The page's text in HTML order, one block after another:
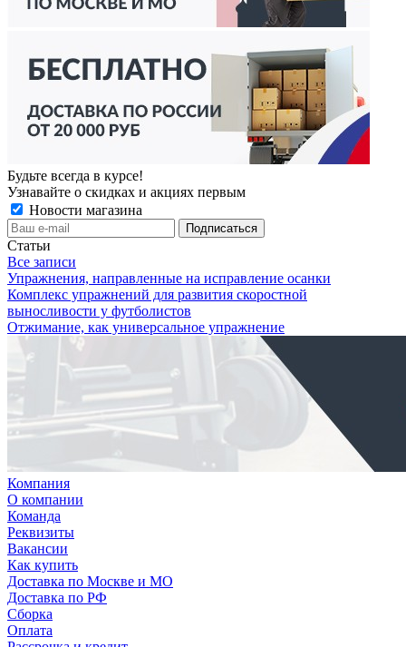
Будьте всегда в курсе!
Узнавайте о скидках и акциях первым
Новости магазина
Статьи
Все записи
Упражнения, направленные на исправление осанки
Комплекс упражнений для развития скоростной
выносливости у футболистов
Отжимание, как универсальное упражнение
Компания
О компании
Команда
Реквизиты
Вакансии
Как купить
Доставка по Москве и МО
Доставка по РФ
Сборка
Оплата